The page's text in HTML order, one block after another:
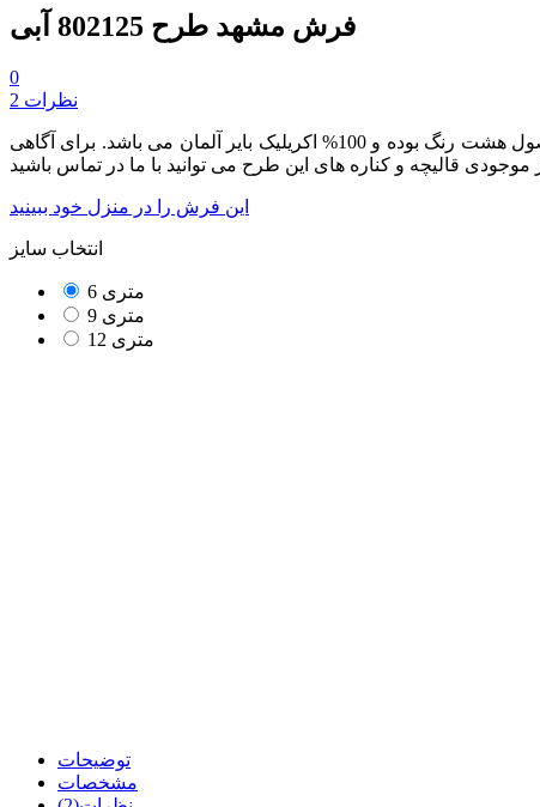
فرش مشهد طرح 802125 آبی
0
2 نظرات
از مجموعه محصولات هزار و دویست شانه بوده که دارای تراکم طولی 3600 می باشد. این محصول هشت رنگ بوده و 100% اکریلیک بایر آلمان می باشد. برای آگاهی
این فرش را در منزل خود ببینید
انتخاب سایز
6 متری
9 متری
12 متری
توضیحات
مشخصات